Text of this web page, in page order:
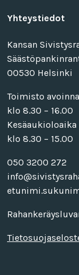
Yhteystiedot
Kansan
00530 Helsinki
Toimisto avoinna
klo 8.30 – 16.00
Kesäaukioloaika
klo 8.30 – 15.00
050 3200 272